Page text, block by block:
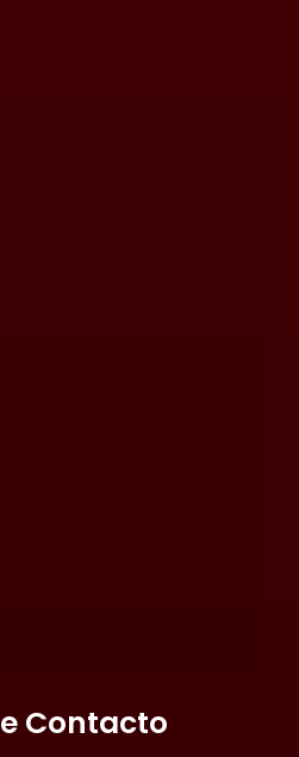
Contacto